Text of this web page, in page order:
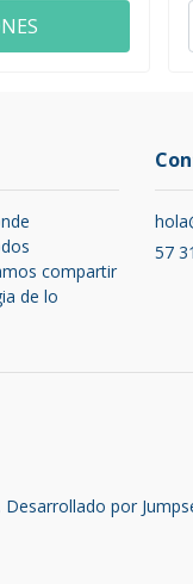
compartir
de lo
57
Desarrollado por